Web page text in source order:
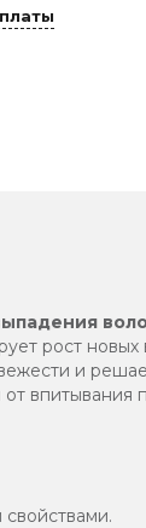
рост
и
впитывания